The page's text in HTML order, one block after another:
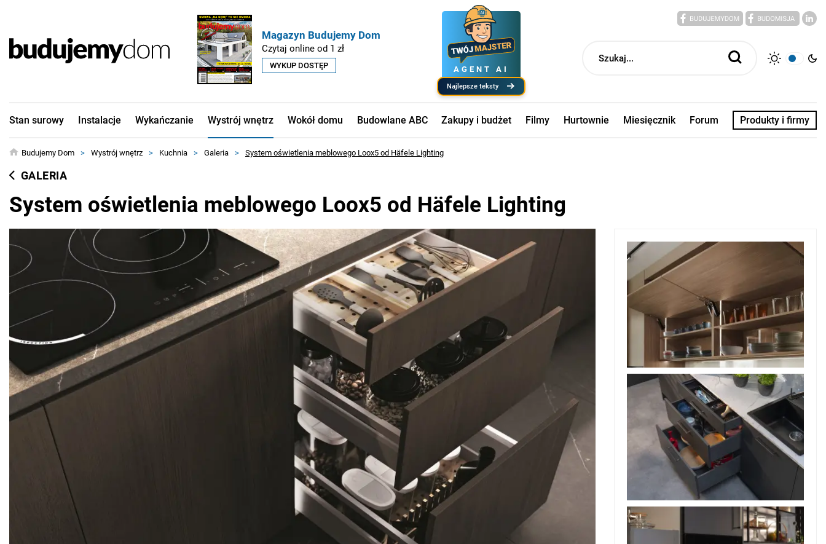
Magazyn Budujemy Dom
Czytaj online od 1 zł
WYKUP DOSTĘP AGENT AI
najlepsze teksty
Stan surowy Instalacje Wykańczanie Wystrój wnętrz Wokół domu Budowlane ABC Zakupy i budżet Filmy Hurtownie Miesięcznik Forum Produkty i firmy
Budujemy Dom > Wystrój wnętrz > Kuchnia > Galeria > System oświetlenia meblowego Loox5 od Häfele Lighting
GALERIA
System oświetlenia meblowego Loox5 od Häfele Lighting